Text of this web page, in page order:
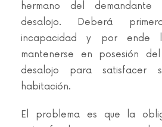
hermano del
desalojo. Deberá
incapacidad y por ende
mantenerse en posesión
desalojo para satisfacer
habitación.
El problema es que la